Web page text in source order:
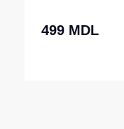
499 MDL